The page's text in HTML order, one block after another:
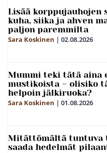
Lisää korppujauhojen
kuha, siika ja ahven
paljon paremmilta
Sara Koskinen | 02.08.2026
Mummi teki tätä aina
mustikoista – olisiko
helpoin jälkiruoka?
Sara Koskinen | 01.08.2026
Mitättömältä tuntuva
saada hedelmät